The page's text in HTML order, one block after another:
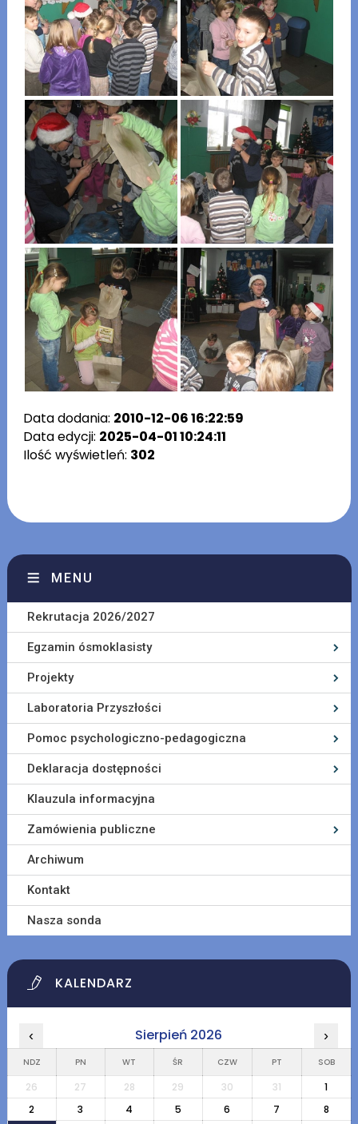
Data dodania: 2010-12-06 16:22:59
Data edycji: 2025-04-01 10:24:11
Ilość wyświetleń: 302
MENU
Rekrutacja 2026/2027
Egzamin ósmoklasisty
Projekty
Laboratoria Przyszłości
Pomoc psychologiczno-pedagogiczna
Deklaracja dostępności
Klauzula informacyjna
Zamówienia publiczne
Archiwum
Kontakt
Nasza sonda
KALENDARZ
‹ Sierpień 2026 ›
NDZ PN WT ŚR CZW PT SOB
26 27 28 29 30 31
1
2
3 4 5 6 7
8